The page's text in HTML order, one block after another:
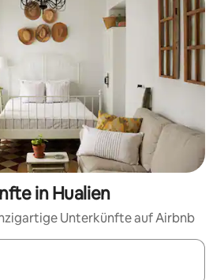
in Hualien
Unterkünfte auf Airbnb
sind, navigiere mit den